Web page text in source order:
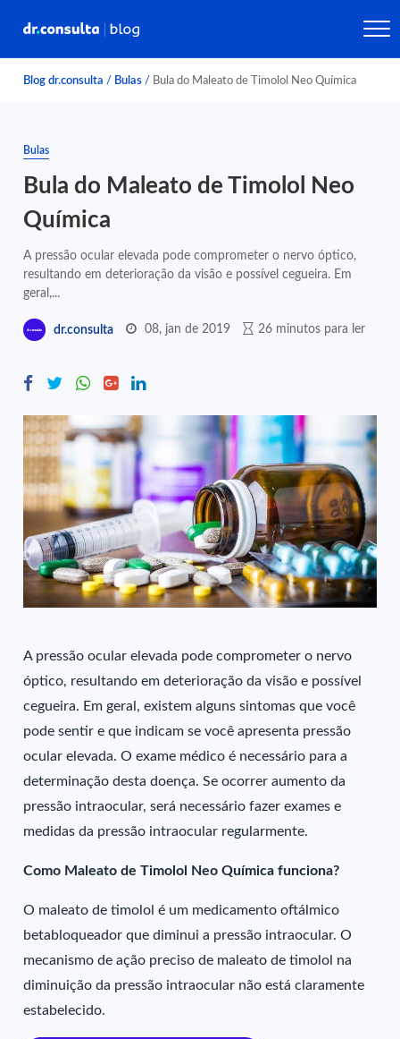
Blog dr.consulta / Bulas / Bula do Maleato de Timolol Neo Química
Bulas
Bula do Maleato de Timolol Neo
Química
A pressão ocular elevada pode comprometer o nervo óptico,
resultando em deterioração da visão e possível cegueira. Em
geral,...
dr.consulta 08, jan de 2019 26 minutos para ler
A pressão ocular elevada pode comprometer o nervo
óptico, resultando em deterioração da visão e possível
cegueira. Em geral, existem alguns sintomas que você
pode sentir e que indicam se você apresenta pressão
ocular elevada. O exame médico é necessário para a
determinação desta doença. Se ocorrer aumento da
pressão intraocular, será necessário fazer exames e
medidas da pressão intraocular regularmente.
Como Maleato de Timolol Neo Química funciona?
O maleato de timolol é um medicamento oftálmico
betabloqueador que diminui a pressão intraocular. O
mecanismo de ação preciso de maleato de timolol na
diminuição da pressão intraocular não está claramente
estabelecido.